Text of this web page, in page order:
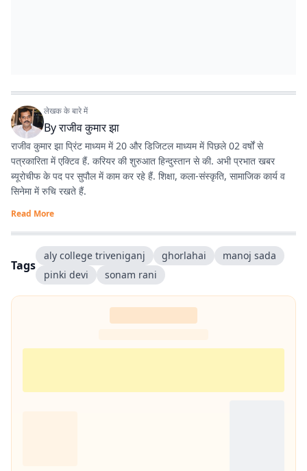
लेखक के बारे में
Byराजीव कुमार झा
राजीव कुमार झा प्रिंट माध्यम में 20 और डिजिटल माध्यम में पिछले 02 वर्षों से
पत्रकारिता में एक्टिव हैं. करियर की शुरुआत हिन्दुस्तान से की. अभी प्रभात खबर
ब्यूरोचीफ के पद पर सुपौल में काम कर रहे हैं. शिक्षा, कला-संस्कृति, सामाजिक कार्य व
सिनेमा में रुचि रखते हैं.
Read More
Tags
aly college triveniganj ghorlahai
manoj sada
pinki devi
sonam rani